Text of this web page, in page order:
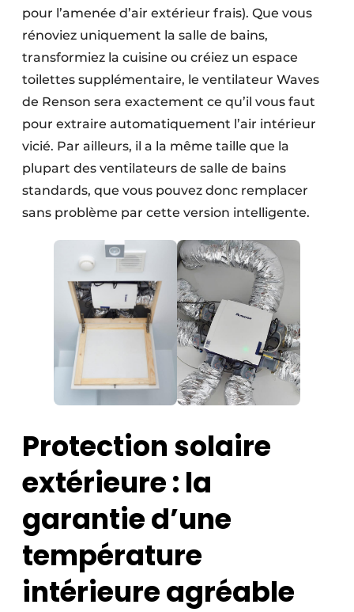
pour l’amenée d’air extérieur frais). Que vous
rénoviez uniquement la salle de bains,
transformiez la cuisine ou créiez un espace
toilettes supplémentaire, le ventilateur Waves
de Renson sera exactement ce qu’il vous faut
pour extraire automatiquement l’air intérieur
vicié. Par ailleurs, il a la même taille que la
plupart des ventilateurs de salle de bains
standards, que vous pouvez donc remplacer
sans problème par cette version intelligente.
Protection solaire
extérieure : la
garantie d’une
température
intérieure agréable